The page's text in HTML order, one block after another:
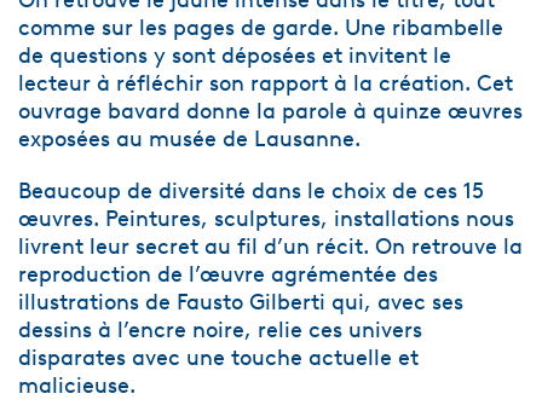
comme sur les pages de garde. Une ribambelle
de questions y sont déposées et invitent le
lecteur à réfléchir son rapport à la création. Cet
ouvrage bavard donne la parole à quinze œuvres
exposées au musée de Lausanne.
Beaucoup de diversité dans le choix de ces 15
œuvres. Peintures, sculptures, installations nous
livrent leur secret au fil d’un récit. On retrouve la
reproduction de l’œuvre agrémentée des
illustrations de Fausto Gilberti qui, avec ses
dessins à l’encre noire, relie ces univers
disparates avec une touche actuelle et
malicieuse.